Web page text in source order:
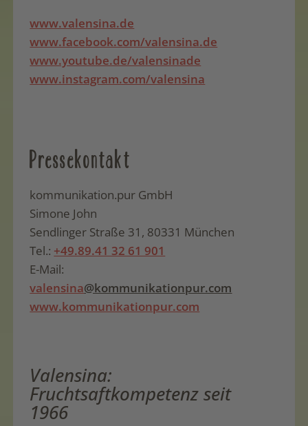
www.valensina.de
www.facebook.com/valensina.de
www.youtube.de/valensinade
www.instagram.com/valensina
Pressekontakt
kommunikation.pur GmbH
Simone John
Sendlinger Straße 31, 80331 München
Tel.: +49.89.41 32 61 901
E-Mail:
valensina@kommunikationpur.com
www.kommunikationpur.com
Valensina:
Fruchtsaftkompetenz seit
1966